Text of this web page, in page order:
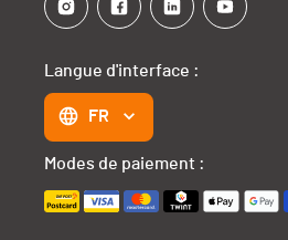
Langue d'interface :
FR
Modes de paiement :